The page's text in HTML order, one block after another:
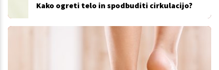
Kako ogreti telo in spodbuditi cirkulacijo?